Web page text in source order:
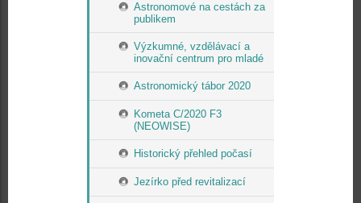
Astronomové na cestách za
publikem
Výzkumné, vzdělávací a
inovační centrum pro mladé
Astronomický tábor 2020
Kometa C/2020 F3
(NEOWISE)
Historický přehled počasí
Jezírko před revitalizací